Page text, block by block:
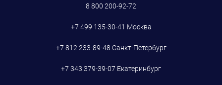
8 800 200-92-72
+7 499 135-30-41 Москва
+7 812 233-89-48 Санкт-Петербург
+7 343 379-39-07 Екатеринбург